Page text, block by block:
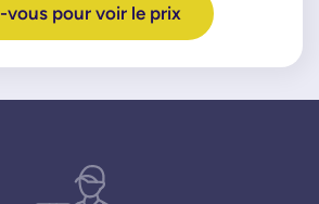
pour voir le prix